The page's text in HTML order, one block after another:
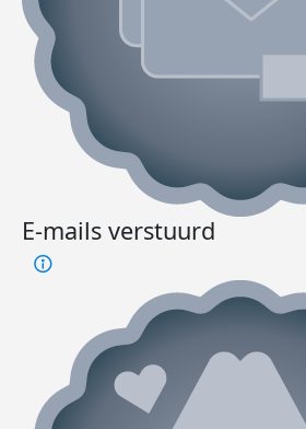
E-mails verstuurd